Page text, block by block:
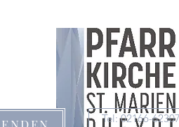
Tel: 02166-